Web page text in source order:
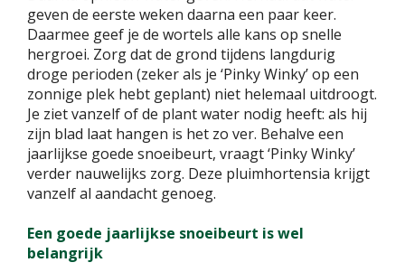
geven de eerste weken daarna een paar keer.
Daarmee geef je de wortels alle kans op snelle
hergroei. Zorg dat de grond tijdens langdurig
droge perioden (zeker als je ‘Pinky Winky’ op een
zonnige plek hebt geplant) niet helemaal uitdroogt.
Je ziet vanzelf of de plant water nodig heeft: als hij
zijn blad laat hangen is het zo ver. Behalve een
jaarlijkse goede snoeibeurt, vraagt ‘Pinky Winky’
verder nauwelijks zorg. Deze pluimhortensia krijgt
vanzelf al aandacht genoeg.
Een goede jaarlijkse snoeibeurt is wel
belangrijk